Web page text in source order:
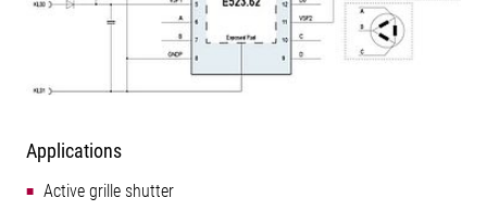
Applications
Active grille shutter